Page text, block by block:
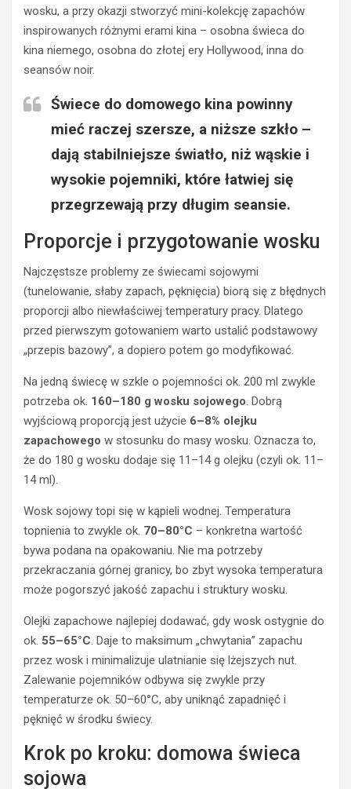
wosku, a przy okazji stworzyć mini-kolekcję zapachów
inspirowanych różnymi erami kina – osobna świeca do
kina niemego, osobna do złotej ery Hollywood, inna do
seansów noir.
Świece do domowego kina powinny
mieć raczej szersze, a niższe szkło –
dają stabilniejsze światło, niż wąskie i
wysokie pojemniki, które łatwiej się
przegrzewają przy długim seansie.
Proporcje i przygotowanie wosku
Najczęstsze problemy ze świecami sojowymi
(tunelowanie, słaby zapach, pęknięcia) biorą się z błędnych
proporcji albo niewłaściwej temperatury pracy. Dlatego
przed pierwszym gotowaniem warto ustalić podstawowy
„przepis bazowy”, a dopiero potem go modyfikować.
Na jedną świecę w szkle o pojemności ok. 200 ml zwykle
potrzeba ok. 160–180 g wosku sojowego. Dobrą
wyjściową proporcją jest użycie 6–8% olejku
zapachowego w stosunku do masy wosku. Oznacza to,
że do 180 g wosku dodaje się 11–14 g olejku (czyli ok. 11–
14 ml).
Wosk sojowy topi się w kąpieli wodnej. Temperatura
topnienia to zwykle ok. 70–80°C – konkretna wartość
bywa podana na opakowaniu. Nie ma potrzeby
przekraczania górnej granicy, bo zbyt wysoka temperatura
może pogorszyć jakość zapachu i struktury wosku.
Olejki zapachowe najlepiej dodawać, gdy wosk ostygnie do
ok. 55–65°C. Daje to maksimum „chwytania” zapachu
przez wosk i minimalizuje ulatnianie się lżejszych nut.
Zalewanie pojemników odbywa się zwykle przy
temperaturze ok. 50–60°C, aby uniknąć zapadnięć i
pęknięć w środku świecy.
Krok po kroku: domowa świeca
sojowa